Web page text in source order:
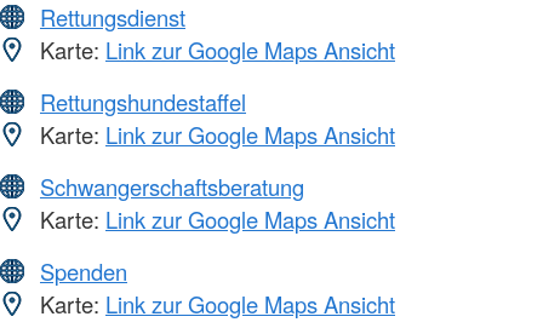
Rettungsdienst
Karte: Link zur Google Maps Ansicht
Rettungshundestaffel
Karte: Link zur Google Maps Ansicht
Schwangerschaftsberatung
Karte: Link zur Google Maps Ansicht
Spenden
Karte: Link zur Google Maps Ansicht